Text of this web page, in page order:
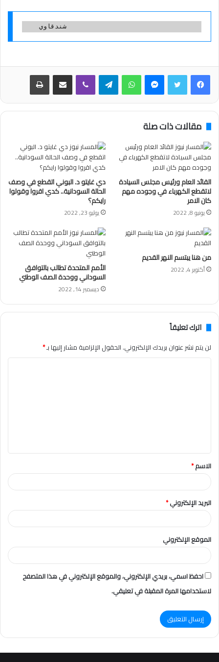
    شندقاوي
فيسبوكتويتر ماسنجر واتساب تيلقرام ڤايبر مشاركة عبر البريد طباعة
مقالات ذات صلة
القائد العام ورئيس مجلس السيادة
لاتقطع الكهرباء في وجوده مهم
كان الامر
يونيو 8, 2022
دي غايتو د. البوني اتقطع في وصف
الحالة السودانية.. كدي اقروا وقولوا
رايكم؟
يوليو 23, 2022
من هنا يبتسم النهر القديم
أكتوبر 4, 2022 الأمم المتحدة تطالب بالتوافق
السوداني ووحدة الصف الوطني
ديسمبر 14, 2022
اترك تعليقاً
لن يتم نشر عنوان بريدك الإلكتروني.الحقول الإلزامية مشار إليها بـ*
ق
*
الاسم*
البريد الإلكتروني*
الموقع الإلكتروني
احفظ اسمي، بريدي الإلكتروني، والموقع الإلكتروني في هذا المتصفح
لاستخدامها المرة المقبلة في تعليقي.